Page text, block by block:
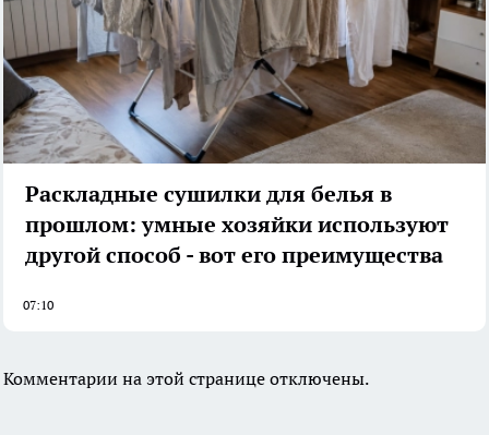
Раскладные сушилки для белья в
прошлом: умные хозяйки используют
другой способ - вот его преимущества
07:10
Комментарии на этой странице отключены.